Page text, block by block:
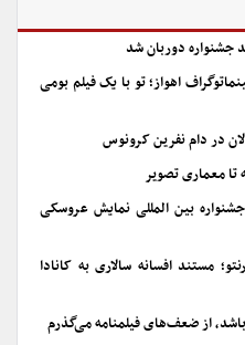
جشنواره دوربان شد
اهواز؛ تو با یک فیلم بومی
در دام نفرین کرونوس
تا معماری تصویر
بین المللی نمایش عروسکی
مستند افسانه سالاری به کانادا
از ضعف‌های فیلمنامه می‌گذرم